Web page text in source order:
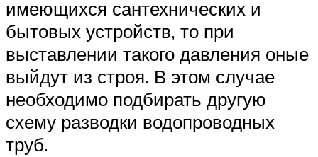
имеющихся сантехнических и
бытовых устройств, то при
выставлении такого давления оные
выйдут из строя. В этом случае
необходимо подбирать другую
схему разводки водопроводных
труб.